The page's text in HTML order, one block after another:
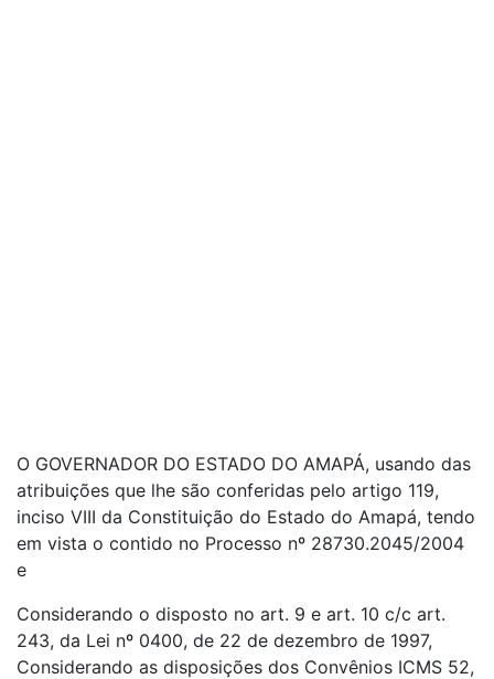
O GOVERNADOR DO ESTADO DO AMAPÁ, usando das
atribuições que lhe são conferidas pelo artigo 119,
inciso VIII da Constituição do Estado do Amapá, tendo
em vista o contido no Processo nº 28730.2045/2004
e
Considerando o disposto no art. 9 e art. 10 c/c art.
243, da Lei nº 0400, de 22 de dezembro de 1997,
Considerando as disposições dos Convênios ICMS 52,